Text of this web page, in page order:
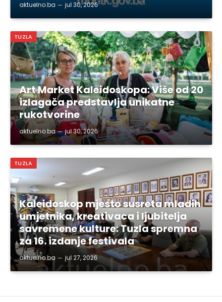
aktuelno.ba jul 30, 2026
TUZLA
Art Market Kaleidoskopa: Više od 20
izlagača predstavlja unikatne
rukotvorine
aktuelno.ba jul 30, 2026
TUZLA
Kaleidoskop mjesto susreta mladih
umjetnika, kreativaca i ljubitelja
savremene kulture: Tuzla spremna
za 16. izdanje festivala
aktuelno.ba jul 27, 2026